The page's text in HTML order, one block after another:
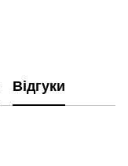
Відгуки